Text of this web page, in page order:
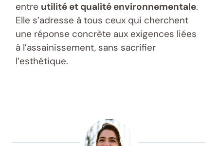
entre utilité et qualité environnementale.
Elle s’adresse à tous ceux qui cherchent
une réponse concrète aux exigences liées
à l’assainissement, sans sacrifier
l’esthétique.